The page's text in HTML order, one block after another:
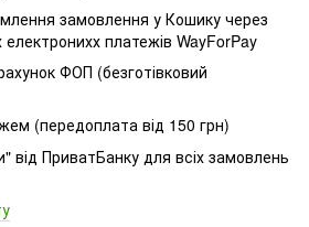
замовлення у Кошику через
платежів WayForPay
ФОП (безготівковий
(передоплата від 150 грн)
від ПриватБанку для всіх замовлень